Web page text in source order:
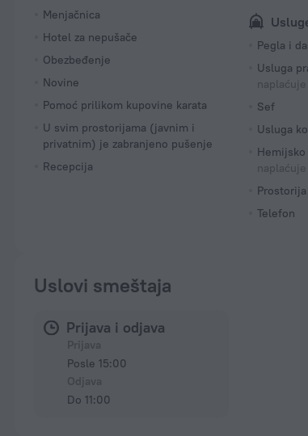
Menjačnica
Hotel za nepušače
Obezbeđenje
Novine
Pomoć prilikom kupovine karata
U svim prostorijama (javnim i
privatnim) je zabranjeno pušenje
Recepcija
Pegla i
Usluga
Sef
Usluga
Telefon
Uslovi smeštaja
Prijava i odjava
Posle 15:00
Do 11:00